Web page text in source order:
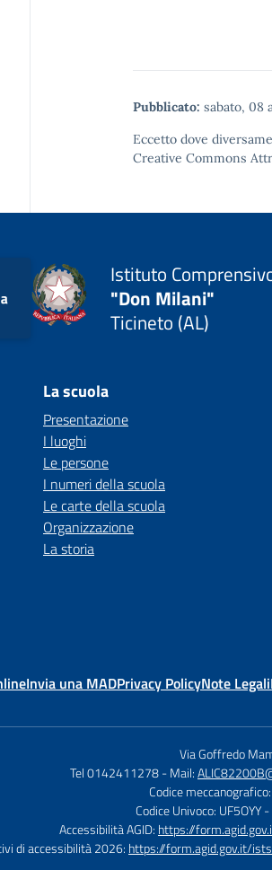
Pubblicato: sabato, 08
Eccetto dove
Creative Commons
Istituto
"Don Milani"
Ticineto (AL)
La scuola
Presentazione
I luoghi
Le persone
I numeri della scuola
Le carte della scuola
Organizzazione
La storia
Invia una MADPrivacy PolicyNote Legali
Via Goffredo
Tel 0142411278- Mail:
Codice
Codice Univoco: UF5OYY-
Accessibilità AGID: https://
di accessibilità 2026: https://form.agid.gov.it/